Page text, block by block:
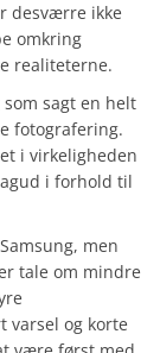
desværre ikke
omkring
realiteterne.
sagt en helt
fotografering.
i virkeligheden
i forhold til
men
tale om mindre
varsel og korte